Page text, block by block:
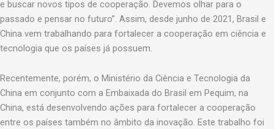
e buscar novos tipos de cooperação. Devemos olhar para o
passado e pensar no futuro”. Assim, desde junho de 2021, Brasil e
China vem trabalhando para fortalecer a cooperação em ciência e
tecnologia que os países já possuem.
Recentemente, porém, o Ministério da Ciência e Tecnologia da
China em conjunto com a Embaixada do Brasil em Pequim, na
China, está desenvolvendo ações para fortalecer a cooperação
entre os países também no âmbito da inovação. Este trabalho foi